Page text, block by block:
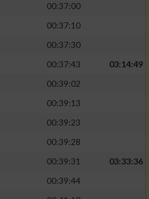
00:37:00
00:37:10
00:37:30
00:37:43
03:14:49
00:39:02
00:39:13
00:39:23
00:39:28
00:39:31
03:33:36
00:39:44
Statistiken